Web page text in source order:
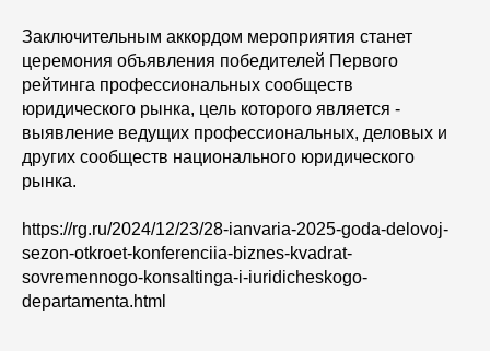
Заключительным аккордом мероприятия станет
церемония объявления победителей Первого
рейтинга профессиональных сообществ
юридического рынка, цель которого является -
выявление ведущих профессиональных, деловых и
других сообществ национального юридического
рынка.
https://rg.ru/2024/12/23/28-ianvaria-2025-goda-delovoj-
sezon-otkroet-konferenciia-biznes-kvadrat-
sovremennogo-konsaltinga-i-iuridicheskogo-
departamenta.html